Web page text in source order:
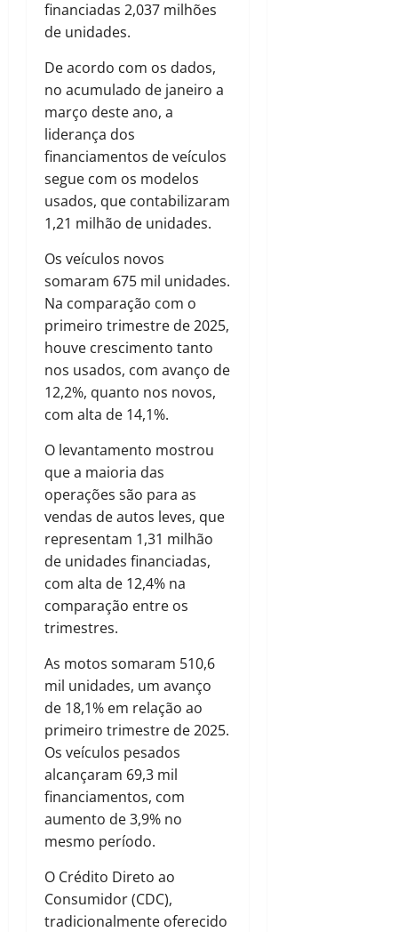
financiadas 2,037 milhões
de unidades.
De acordo com os dados,
no acumulado de janeiro a
março deste ano, a
liderança dos
financiamentos de veículos
segue com os modelos
usados, que contabilizaram
1,21 milhão de unidades.
Os veículos novos
somaram 675 mil unidades.
Na comparação com o
primeiro trimestre de 2025,
houve crescimento tanto
nos usados, com avanço de
12,2%, quanto nos novos,
com alta de 14,1%.
O levantamento mostrou
que a maioria das
operações são para as
vendas de autos leves, que
representam 1,31 milhão
de unidades financiadas,
com alta de 12,4% na
comparação entre os
trimestres.
As motos somaram 510,6
mil unidades, um avanço
de 18,1% em relação ao
primeiro trimestre de 2025.
Os veículos pesados
alcançaram 69,3 mil
financiamentos, com
aumento de 3,9% no
mesmo período.
O Crédito Direto ao
Consumidor (CDC),
tradicionalmente oferecido